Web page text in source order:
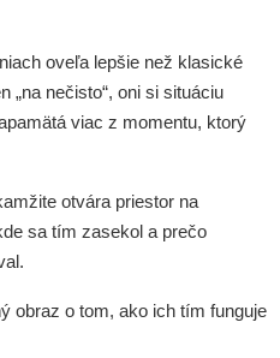
oveľa lepšie než klasické
„na nečisto“, oni si situáciu
viac z momentu, ktorý
otvára priestor na
sa tím zasekol a prečo
obraz o tom, ako ich tím funguje